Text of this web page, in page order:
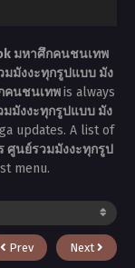
มหาศึกคนชนเทพ
มังงะทุกรูปแบบ มัง
คนชนเทพis always
มังงะทุกรูปแบบ มัง
updates. A list of
ศูนย์รวมมังงะทุกรูป
menu.
Prev Next